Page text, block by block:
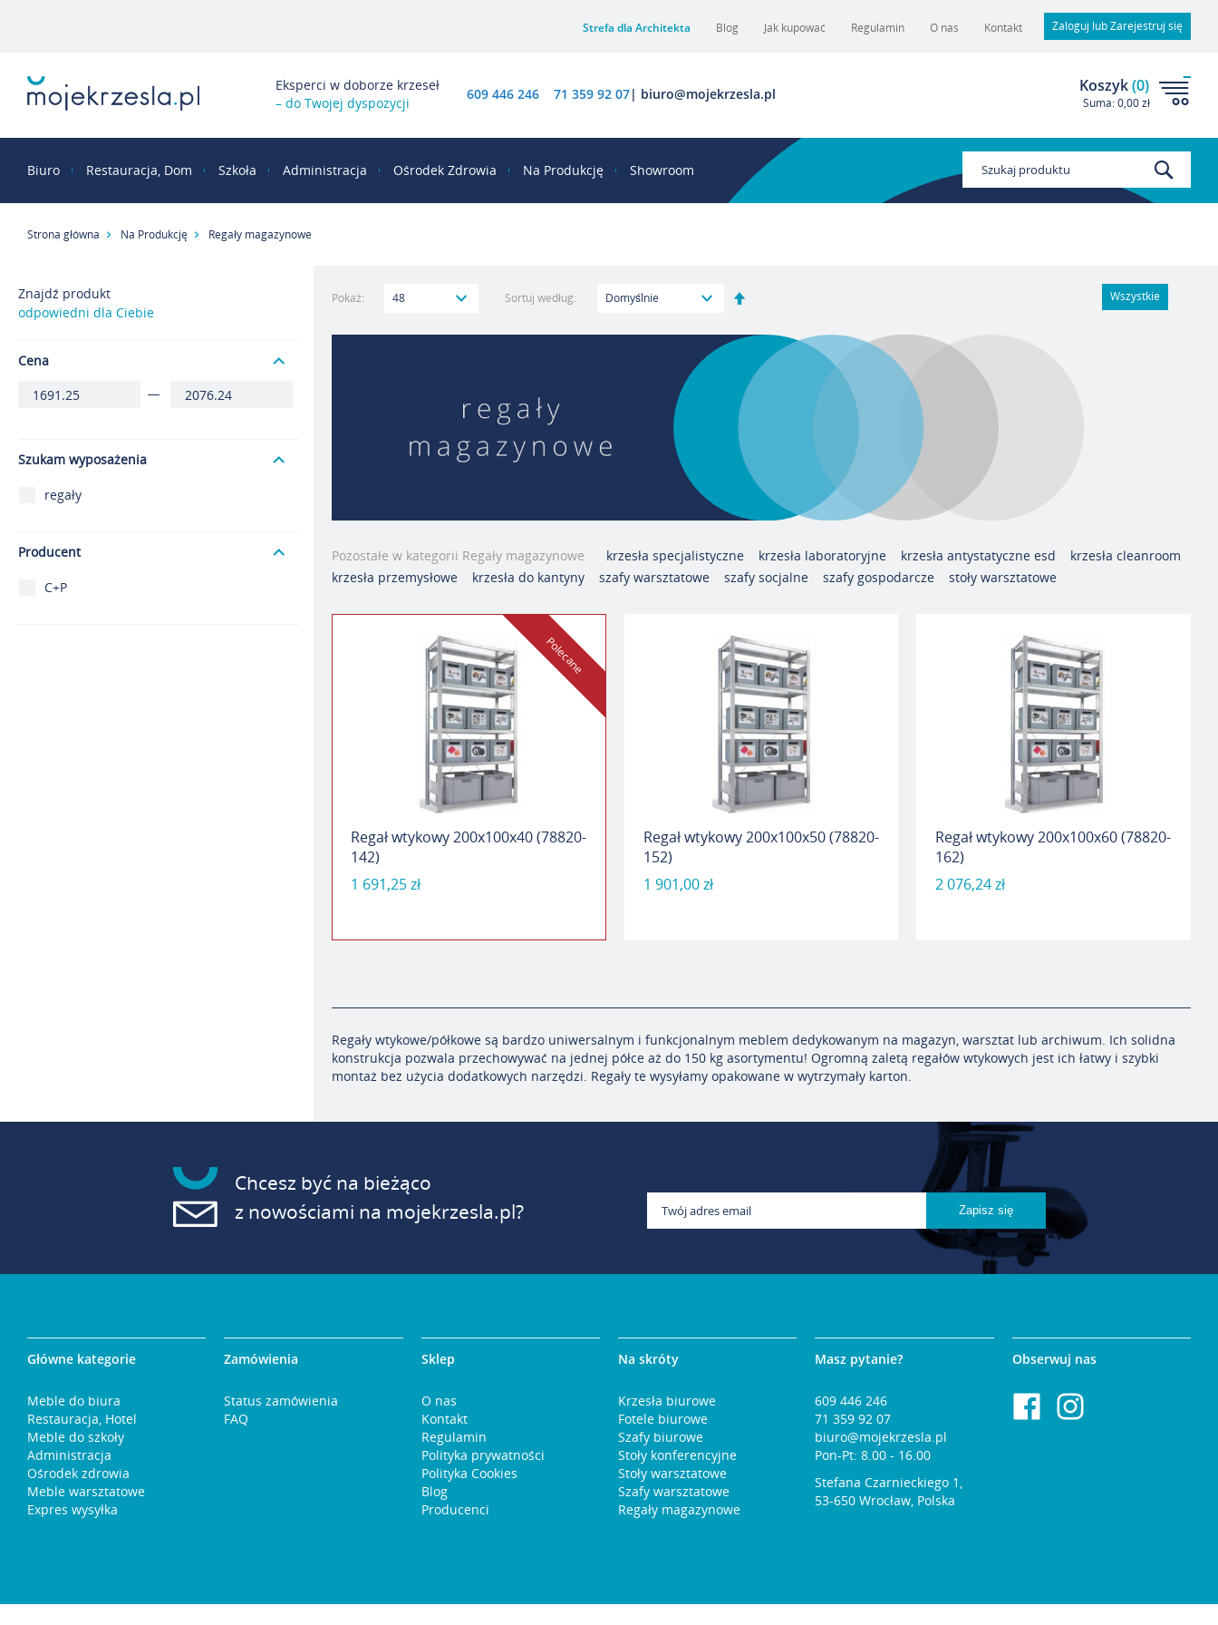
Strefa dla Architekta Blog Jak kupować Regulamin O nas Kontakt Zaloguj lub Zarejestruj się
Eksperci w doborze krzeseł
– do Twojej dyspozycji
609 446 246 71 359 92 07| biuro@mojekrzesla.pl Koszyk(0)
Suma:0,00 zł
Biuro Restauracja, Dom Szkoła Administracja Ośrodek Zdrowia Na Produkcję Showroom
Strona główna Na Produkcję Regały magazynowe
Znajdź produkt
odpowiedni dla Ciebie
Cena
Szukam wyposażenia
regały
Producent
C+P
Pokaż: Sortuj według:
malejący
Wszystkie
Pozostałe w kategorii Regały magazynowe krzesła specjalistyczne krzesła laboratoryjne krzesła antystatyczne esd
krzesła cleanroom
krzesła przemysłowe
krzesła do kantyny szafy warsztatowe szafy socjalne szafy gospodarcze stoły warsztatowe
Polecane
Regał wtykowy 200x100x40 (78820-
142)
1 691,25 zł
Regał wtykowy 200x100x50 (78820-
152)
1 901,00 zł
Regał wtykowy 200x100x60 (78820-
162)
2 076,24 zł
Regały wtykowe/półkowe są bardzo uniwersalnym i funkcjonalnym meblem dedykowanym na magazyn warsztat lub archiwum . Ich solidna
konstrukcja pozwala przechowywać na jednej półce aż do 150 kg asortymentu! Ogromną zaletą regałów wtykowych jest ich łatwy i szybki
montaż bez użycia dodatkowych narzędzi. Regały te wysyłamy opakowane w wytrzymały karton.
Chcesz być na bieżąco
z nowościami na mojekrzesla.pl?
Główne kategorie
Meble do biura
Restauracja, Hotel
Meble do szkoły
Administracja
Ośrodek zdrowia
Meble warsztatowe
Expres wysyłka
Zamówienia
Status zamówienia
FAQ
Sklep
O nas
Kontakt
Regulamin
Polityka prywatności
Polityka Cookies
Blog
Producenci
Na skróty
Krzesła biurowe
Fotele biurowe
Szafy biurowe
Stoły konferencyjne
Stoły warsztatowe
Szafy warsztatowe
Regały magazynowe
Masz pytanie?
609 446 246
71 359 92 07
biuro@mojekrzesla.pl
Pon-Pt: 8.00 - 16.00
Stefana Czarnieckiego 1,
53-650 Wrocław, Polska
Obserwuj nas